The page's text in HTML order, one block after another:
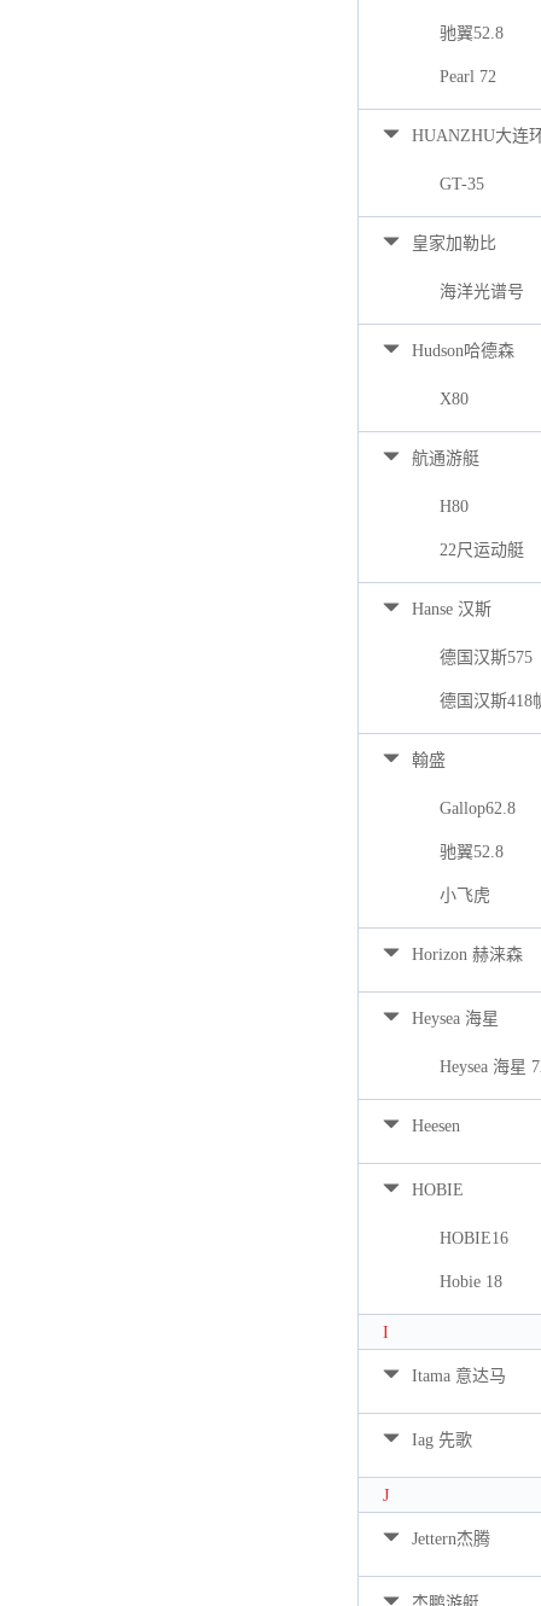
驰翼52.8
Pearl 72
HUANZHU大连
GT-35
皇家加勒比
海洋光谱号
Hudson哈德森
X80
航通游艇
H80
22尺运动艇
Hanse 汉斯
德国汉斯575
德国汉斯418
翰盛
Gallop62.8
驰翼52.8
小飞虎
Horizon 赫涞森
Heysea 海星
Heysea 海星
Heesen
HOBIE
HOBIE16
Hobie 18
I
Itama 意达马
Iag 先歌
J
Jettern杰腾